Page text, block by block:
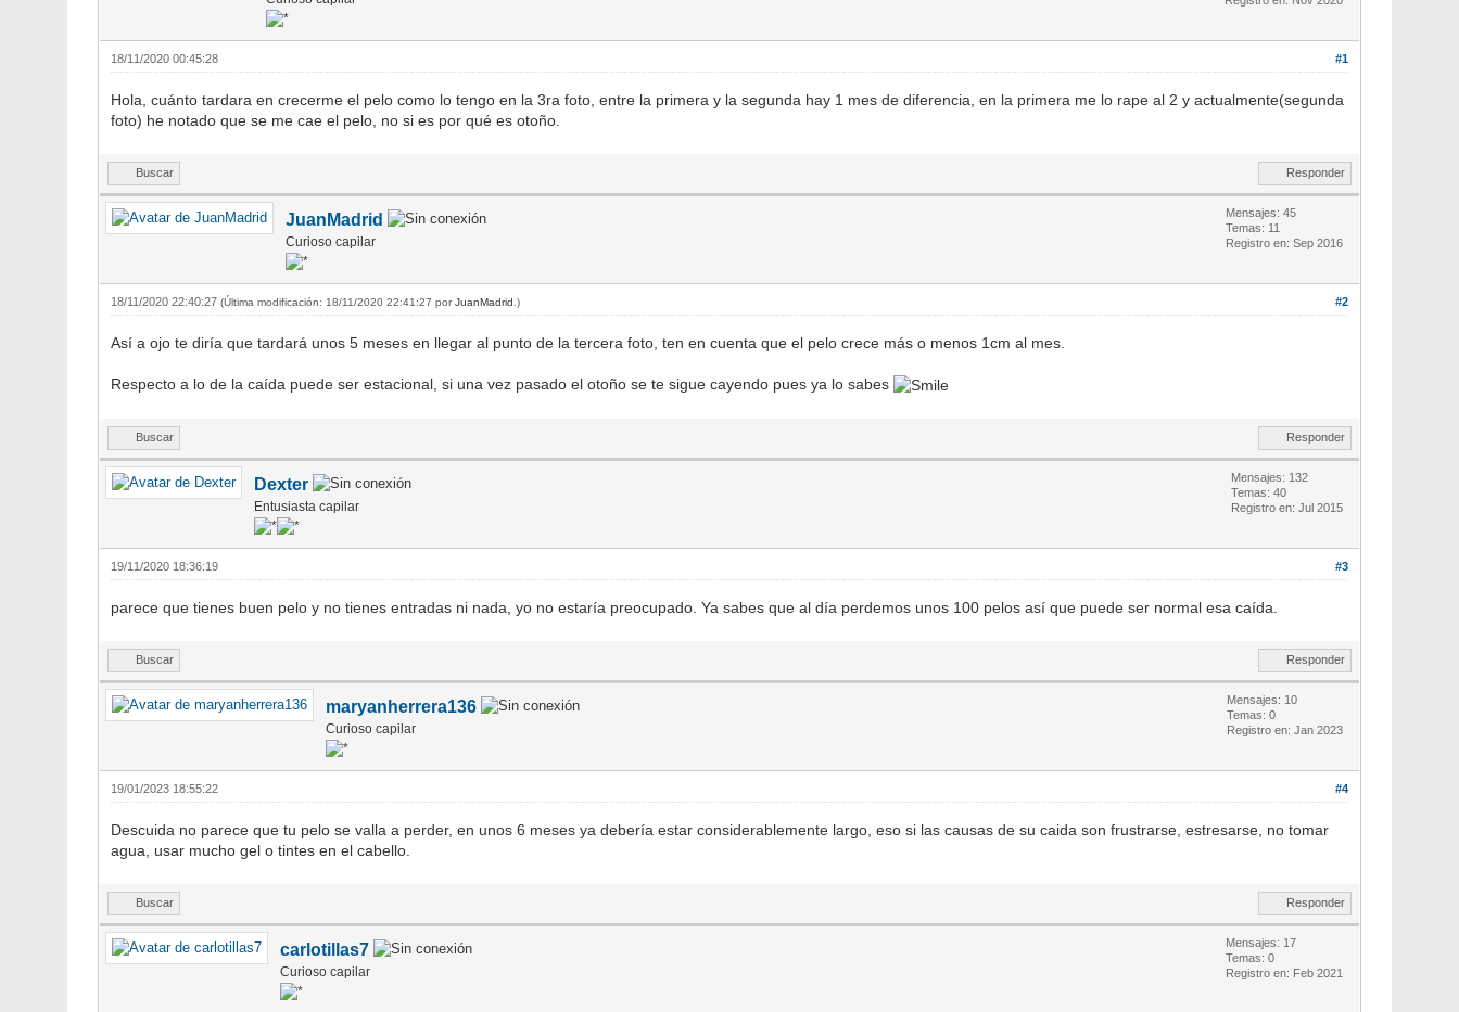
#1
18/11/2020 00:45:28
Hola, cuánto tardara en crecerme el pelo como lo tengo en la 3ra foto, entre la primera y la segunda hay 1 mes de diferencia, en la primera me lo rape al 2 y actualmente(segunda
foto) he notado que se me cae el pelo, no si es por qué es otoño.
Buscar Responder
JuanMadrid
Curioso capilar
Mensajes: 45
Temas: 11
Registro en: Sep 2016
#2
18/11/2020 22:40:27 (Última modificación: 18/11/2020 22:41:27 porJuanMadrid .)
Así a ojo te diría que tardará unos 5 meses en llegar al punto de la tercera foto, ten en cuenta que el pelo crece más o menos 1cm al mes.
Respecto a lo de la caída puede ser estacional, si una vez pasado el otoño se te sigue cayendo pues ya lo sabes
Buscar Responder
Dexter
Entusiasta capilar
Mensajes: 132
Temas: 40
Registro en: Jul 2015
#3
19/11/2020 18:36:19
parece que tienes buen pelo y no tienes entradas ni nada, yo no estaría preocupado. Ya sabes que al día perdemos unos 100 pelos así que puede ser normal esa caída.
Buscar Responder
maryanherrera136
Curioso capilar
Mensajes: 10
Temas: 0
Registro en: Jan 2023
#4
19/01/2023 18:55:22
Descuida no parece que tu pelo se valla a perder, en unos 6 meses ya debería estar considerablemente largo, eso si las causas de su caida son frustrarse, estresarse, no tomar
agua, usar mucho gel o tintes en el cabello.
Buscar Responder
carlotillas7
Curioso capilar
Mensajes: 17
Temas: 0
Registro en: Feb 2021